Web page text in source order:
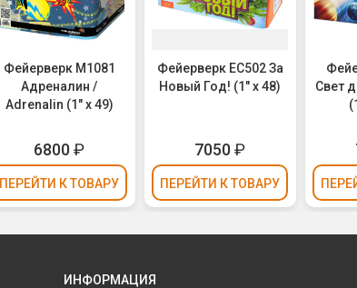
Фейерверк М1081
Адреналин /
Adrenalin (1" х 49)
6800₽
ПЕРЕЙТИ К ТОВАРУ
Фейерверк ЕС502 За
Новый Год! (1" х 48)
7050₽
ПЕРЕЙТИ К ТОВАРУ
Свет
ИНФОРМАЦИЯ